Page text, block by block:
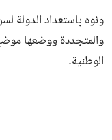
ونوه باستعداد الدولة
والمتجددة ووضعها
الوطنية.